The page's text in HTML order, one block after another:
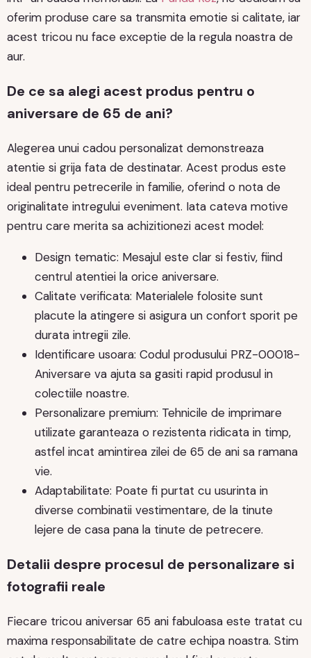
oferim produse care sa transmita emotie si calitate, iar
acest tricou nu face exceptie de la regula noastra de
aur.
De ce sa alegi acest produs pentru o
aniversare de 65 de ani?
Alegerea unui cadou personalizat demonstreaza
atentie si grija fata de destinatar. Acest produs este
ideal pentru petrecerile in familie, oferind o nota de
originalitate intregului eveniment. Iata cateva motive
pentru care merita sa achizitionezi acest model:
Design tematic: Mesajul este clar si festiv, fiind
centrul atentiei la orice aniversare.
Calitate verificata: Materialele folosite sunt
placute la atingere si asigura un confort sporit pe
durata intregii zile.
Identificare usoara: Codul produsului PRZ-00018-
Aniversare va ajuta sa gasiti rapid produsul in
colectiile noastre.
Personalizare premium: Tehnicile de imprimare
utilizate garanteaza o rezistenta ridicata in timp,
astfel incat amintirea zilei de 65 de ani sa ramana
vie.
Adaptabilitate: Poate fi purtat cu usurinta in
diverse combinatii vestimentare, de la tinute
lejere de casa pana la tinute de petrecere.
Detalii despre procesul de personalizare si
fotografii reale
Fiecare tricou aniversar 65 ani fabuloasa este tratat cu
maxima responsabilitate de catre echipa noastra. Stim